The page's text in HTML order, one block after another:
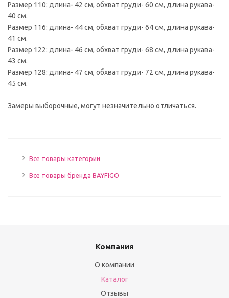
Размер 110: длина- 42 см, обхват груди- 60 см, длина рукава-
40 см.
Размер 116: длина- 44 см, обхват груди- 64 см, длина рукава-
41 см.
Размер 122: длина- 46 см, обхват груди- 68 см, длина рукава-
43 см.
Размер 128: длина- 47 см, обхват груди- 72 см, длина рукава-
45 см.
Замеры выборочные, могут незначительно отличаться.
Все товары категории
Все товары бренда BAYFIGO
Компания
О компании
Каталог
Отзывы